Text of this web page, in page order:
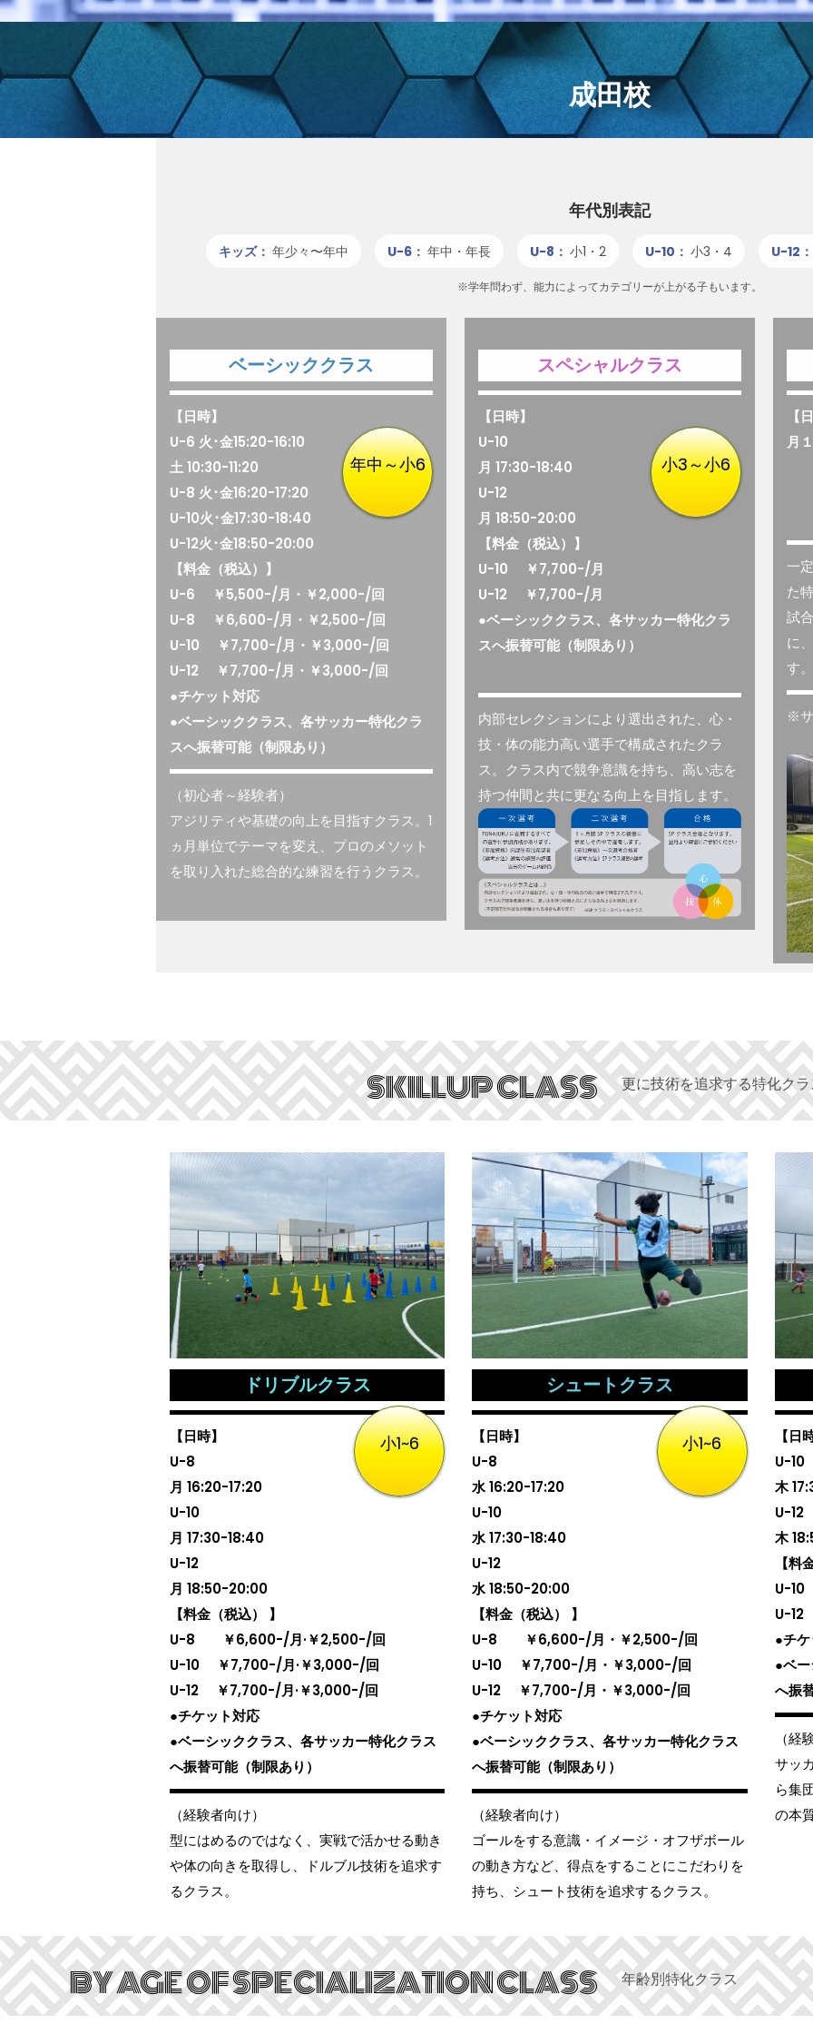
成田校
年代別表記
キッズ： 年少々〜年中 U-6： 年中・年長 U-8： 小1・2 U-10： 小3・4 U-12：
※学年問わず、能力によってカテゴリーが上がる子もいます。
ベーシッククラス
【日時】
U-6 火･金15:20-16:10
土 10:30-11:20
U-8 火･金16:20-17:20
U-10火･金17:30-18:40
U-12火･金18:50-20:00
【料金（税込）】
U-6 ￥5,500-/月・￥2,000-/回
U-8 ￥6,600-/月・￥2,500-/回
U-10 ￥7,700-/月・￥3,000-/回
U-12 ￥7,700-/月・￥3,000-/回
●チケット対応
●ベーシッククラス、各サッカー特化クラ
スへ振替可能（制限あり）
（初心者～経験者）
アジリティや基礎の向上を目指すクラス。1
ヵ月単位でテーマを変え、プロのメソット
を取り入れた総合的な練習を行うクラス。
年中～小6
スペシャルクラス
【日時】
U-10
月 17:30-18:40
U-12
月 18:50-20:00
【料金（税込）】
U-10 ￥7,700-/月
U-12 ￥7,700-/月
●ベーシッククラス、各サッカー特化クラ
スへ振替可能（制限あり）
内部セレクションにより選出された、心・
技・体の能力高い選手で構成されたクラ
ス。クラス内で競争意識を持ち、高い志を
持つ仲間と共に更なる向上を目指します。
小3～小6
【
月
一
た
試
に
す。
※
SKILLUP CLASS 更に技術を追求する特化ク
ドリブルクラス
【日時】
U-8
月 16:20-17:20
U-10
月 17:30-18:40
U-12
月 18:50-20:00
【料金（税込） 】
U-8 ￥6,600-/月·￥2,500-/回
U-10 ￥7,700-/月·￥3,000-/回
U-12 ￥7,700-/月·￥3,000-/回
●チケット対応
●ベーシッククラス、各サッカー特化クラス
へ振替可能（制限あり）
（経験者向け）
型にはめるのではなく、実戦で活かせる動き
や体の向きを取得し、ドルブル技術を追求す
るクラス。
小1~6
シュートクラス
【日時】
U-8
水 16:20-17:20
U-10
水 17:30-18:40
U-12
水 18:50-20:00
【料金（税込） 】
U-8 ￥6,600-/月・￥2,500-/回
U-10 ￥7,700-/月・￥3,000-/回
U-12 ￥7,700-/月・￥3,000-/回
●チケット対応
●ベーシッククラス、各サッカー特化クラス
へ振替可能（制限あり）
（経験者向け）
ゴールをする意識・イメージ・オフザボール
の動き方など、得点をすることにこだわりを
持ち、シュート技術を追求するクラス。
小1~6
【日
U-10
木
U-12
木
【料
U-
U-
●チ
●ベ
へ振
（経
サッ
ら集
の本
BY AGE OF SPECIALIZATION CLASS 年齢別特化クラス